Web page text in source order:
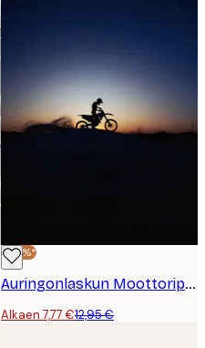
-40%*
Auringonlaskun Moottoripyöräilijä Juliste
Alkaen 7,77 €12,95 €